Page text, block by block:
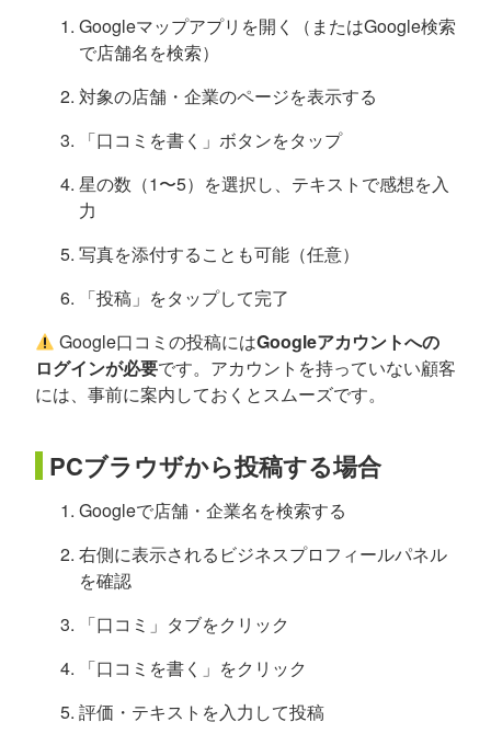
Googleマップアプリを開く（またはGoogle検索
で店舗名を検索）
対象の店舗・企業のページを表示する
「口コミを書く」ボタンをタップ
星の数（1〜5）を選択し、テキストで感想を入
力
写真を添付することも可能（任意）
「投稿」をタップして完了
Google口コミの投稿にはGoogleアカウントへの
ログインが必要です。アカウントを持っていない顧客
には、事前に案内しておくとスムーズです。
PCブラウザから投稿する場合
Googleで店舗・企業名を検索する
右側に表示されるビジネスプロフィールパネル
を確認
「口コミ」タブをクリック
「口コミを書く」をクリック
評価・テキストを入力して投稿